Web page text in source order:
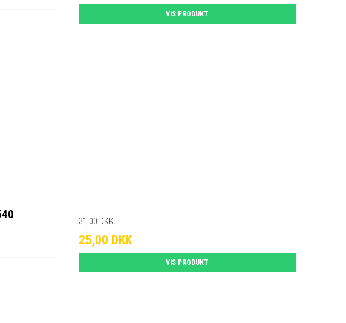
VIS PRODUKT
31,00 DKK
25,00 DKK
VIS PRODUKT